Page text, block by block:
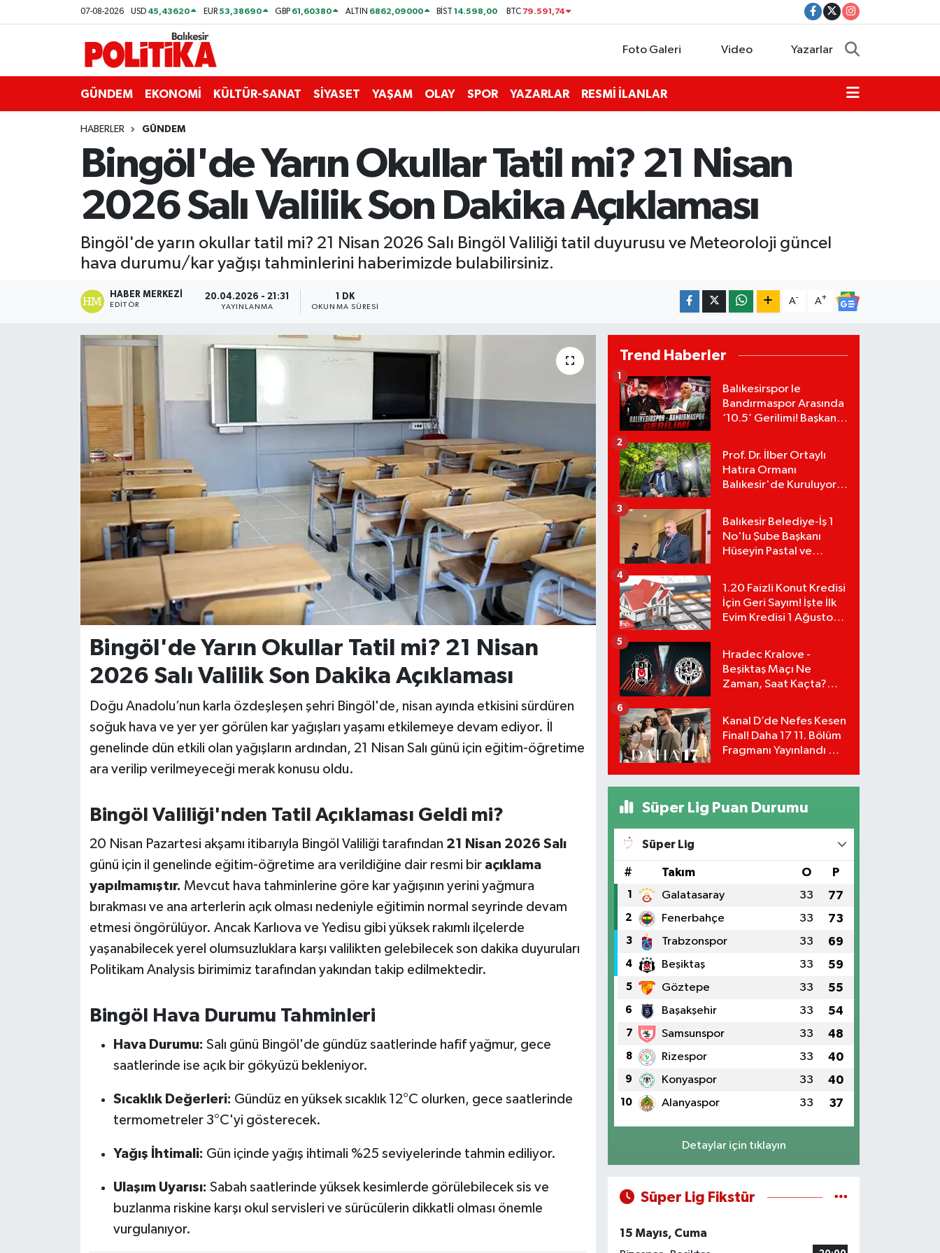
07-08-2026 USD 45,43620 EUR53,38690 GBP 61,60380 ALTIN 6862,09000 BİST14.598,00 BTC 79.591,74
Foto Galeri Video Yazarlar
GÜNDEM EKONOMİ KÜLTÜR-SANAT SİYASET YAŞAM OLAY SPOR YAZARLAR RESMİ İLANLAR
HABERLER GÜNDEM
Bingöl'de Yarın Okullar Tatil mi? 21 Nisan
2026 Salı Valilik Son Dakika Açıklaması
Bingöl'de yarın okullar tatil mi? 21 Nisan 2026 Salı Bingöl Valiliği tatil duyurusu ve Meteoroloji güncel
hava durumu/kar yağışı tahminlerini haberimizde bulabilirsiniz.
HABER MERKEZI
EDITÖR
20.04.2026 - 21:31
YAYINLANMA
1 DK
OKUNMA SÜRESI
A- A+
Bingöl'de Yarın Okullar Tatil mi? 21 Nisan
2026 Salı Valilik Son Dakika Açıklaması
Doğu Anadolu’nun karla özdeşleşen şehri Bingöl'de, nisan ayında etkisini sürdüren
soğuk hava ve yer yer görülen kar yağışları yaşamı etkilemeye devam ediyor. İl
genelinde dün etkili olan yağışların ardından, 21 Nisan Salı günü için eğitim-öğretime
ara verilip verilmeyeceği merak konusu oldu.
Bingöl Valiliği'nden Tatil Açıklaması Geldi mi?
20 Nisan Pazartesi akşamı itibarıyla Bingöl Valiliği tarafından 21 Nisan 2026 Salı
günü için il genelinde eğitim-öğretime ara verildiğine dair resmi bir açıklama
yapılmamıştır. Mevcut hava tahminlerine göre kar yağışının yerini yağmura
bırakması ve ana arterlerin açık olması nedeniyle eğitimin normal seyrinde devam
etmesi öngörülüyor. Ancak Karlıova ve Yedisu gibi yüksek rakımlı ilçelerde
yaşanabilecek yerel olumsuzluklara karşı valilikten gelebilecek son dakika duyuruları
Politikam Analysis birimimiz tarafından yakından takip edilmektedir.
Bingöl Hava Durumu Tahminleri
Hava Durumu: Salı günü Bingöl'de gündüz saatlerinde hafif yağmur, gece
saatlerinde ise açık bir gökyüzü bekleniyor.
Sıcaklık Değerleri: Gündüz en yüksek sıcaklık 12°C olurken, gece saatlerinde
termometreler 3°C'yi gösterecek.
Yağış İhtimali: Gün içinde yağış ihtimali %25 seviyelerinde tahmin ediliyor.
Ulaşım Uyarısı: Sabah saatlerinde yüksek kesimlerde görülebilecek sis ve
buzlanma riskine karşı okul servisleri ve sürücülerin dikkatli olması önemle
vurgulanıyor.
Trend Haberler
Balıkesirspor le
Bandırmaspor Arasında
‘10.5’ Gerilimi! Başkan
Murat Karakoyun'a Sert
Tepki!
1
Prof. Dr. İlber Ortaylı
Hatıra Ormanı
Balıkesir'de Kuruluyor!
Bağışlarını Başlattı!
2
Balıkesir Belediye-İş 1
No'lu Şube Başkanı
Hüseyin Pastal ve
3
1.20 Faizli Konut Kredisi
İçin Geri Sayım! İşte İlk
Evim Kredisi 1 Ağustos
4
Hradec Kralove -
Beşiktaş Maçı Ne
Zaman, Saat Kaçta?
Detayları!
5
Kanal D’de Nefes Kesen
Final! Daha 17 11. Bölüm
Fragmanı Yayınlandı Mı?
6
Süper Lig Puan Durumu
Süper Lig
# Takım O P
1 Galatasaray 33 77
2 Fenerbahçe 33 73
3 Trabzonspor 33 69
4 Beşiktaş 33 59
5 Göztepe 33 55
6 Başakşehir 33 54
7 Samsunspor 33 48
8 Rizespor 33 40
9 Konyaspor 33 40
10 Alanyaspor 33 37
Detaylar için tıklayın
Süper Lig Fikstür
15 Mayıs, Cuma
ASTROLOJİ
Bandırma
Burhaniye
EKONOMİ
KÜLTÜR-SANAT
OTOMOTİV
Balıkesir Nöbetçi Eczaneler
Balıkesir Hava Durumu
Balıkesir Namaz Vakitleri
Balıkesir Trafik Yoğunluk Haritası
Süper Lig Puan Durumu ve Fikstür
Son Dakika Haberleri
Haber Arşivi